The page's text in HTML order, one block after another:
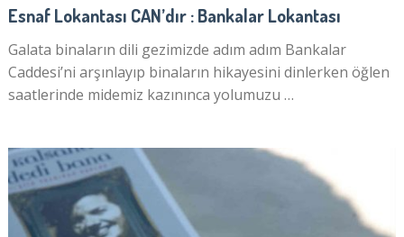
Esnaf Lokantası CAN’dır : Bankalar Lokantası
Galata binaların dili gezimizde adım adım Bankalar
Caddesi’ni arşınlayıp binaların hikayesini dinlerken öğlen
saatlerinde midemiz kazınınca yolumuzu …